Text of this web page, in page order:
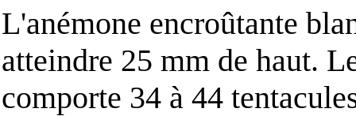
L'anémone encroûtante
atteindre 25 mm de haut.
comporte 34 à 44